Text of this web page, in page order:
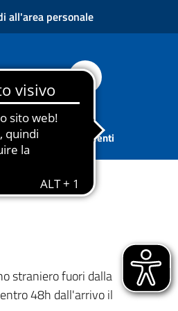
all'area personale
Tutti gli argomenti
straniero fuori dalla
48h dall'arrivo il